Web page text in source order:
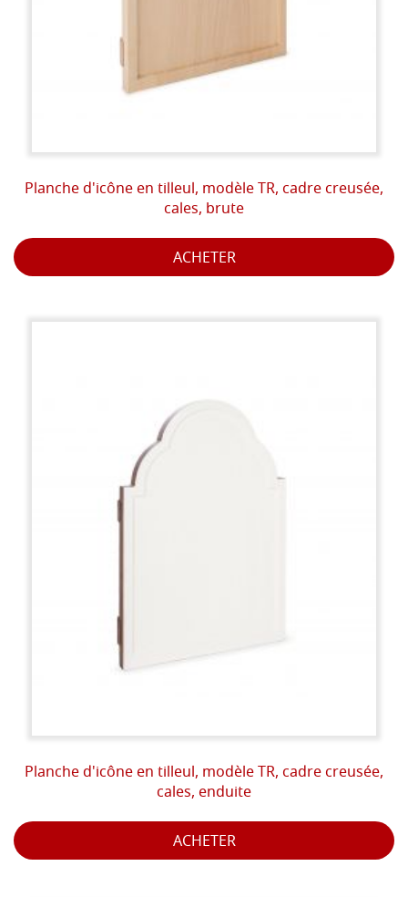
Planche d'icône en tilleul, modèle TR, cadre creusée,
cales, brute
ACHETER
Planche d'icône en tilleul, modèle TR, cadre creusée,
cales, enduite
ACHETER